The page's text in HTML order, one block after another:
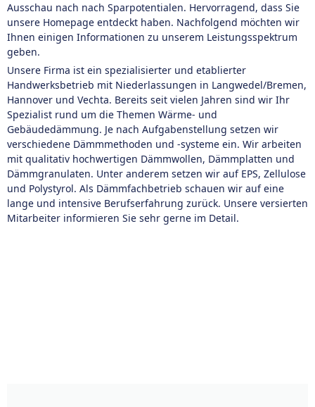
Ausschau nach nach Sparpotentialen. Hervorragend, dass Sie
unsere Homepage entdeckt haben. Nachfolgend möchten wir
Ihnen einigen Informationen zu unserem Leistungsspektrum
geben.
Unsere Firma ist ein spezialisierter und etablierter
Handwerksbetrieb mit Niederlassungen in Langwedel/Bremen,
Hannover und Vechta. Bereits seit vielen Jahren sind wir Ihr
Spezialist rund um die Themen Wärme- und
Gebäudedämmung. Je nach Aufgabenstellung setzen wir
verschiedene Dämmmethoden und -systeme ein. Wir arbeiten
mit qualitativ hochwertigen Dämmwollen, Dämmplatten und
Dämmgranulaten. Unter anderem setzen wir auf EPS, Zellulose
und Polystyrol. Als Dämmfachbetrieb schauen wir auf eine
lange und intensive Berufserfahrung zurück. Unsere versierten
Mitarbeiter informieren Sie sehr gerne im Detail.